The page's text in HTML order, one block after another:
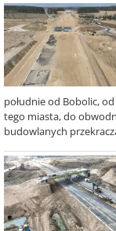
południe od Bobolic,
tego miasta, do
budowlanych